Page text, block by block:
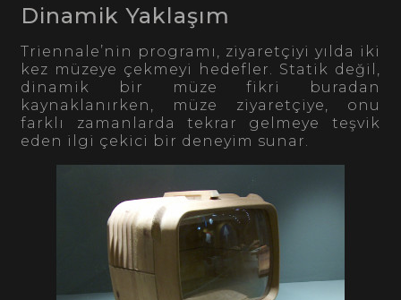
Dinamik Yaklaşım
Triennale’nin programı, ziyaretçiyi yılda iki
kez müzeye çekmeyi hedefler. Statik değil,
dinamik bir müze fikri buradan
kaynaklanırken, müze ziyaretçiye, onu
farklı zamanlarda tekrar gelmeye teşvik
eden ilgi çekici bir deneyim sunar.